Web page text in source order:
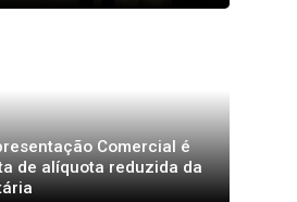
Comercial é
de alíquota reduzida da